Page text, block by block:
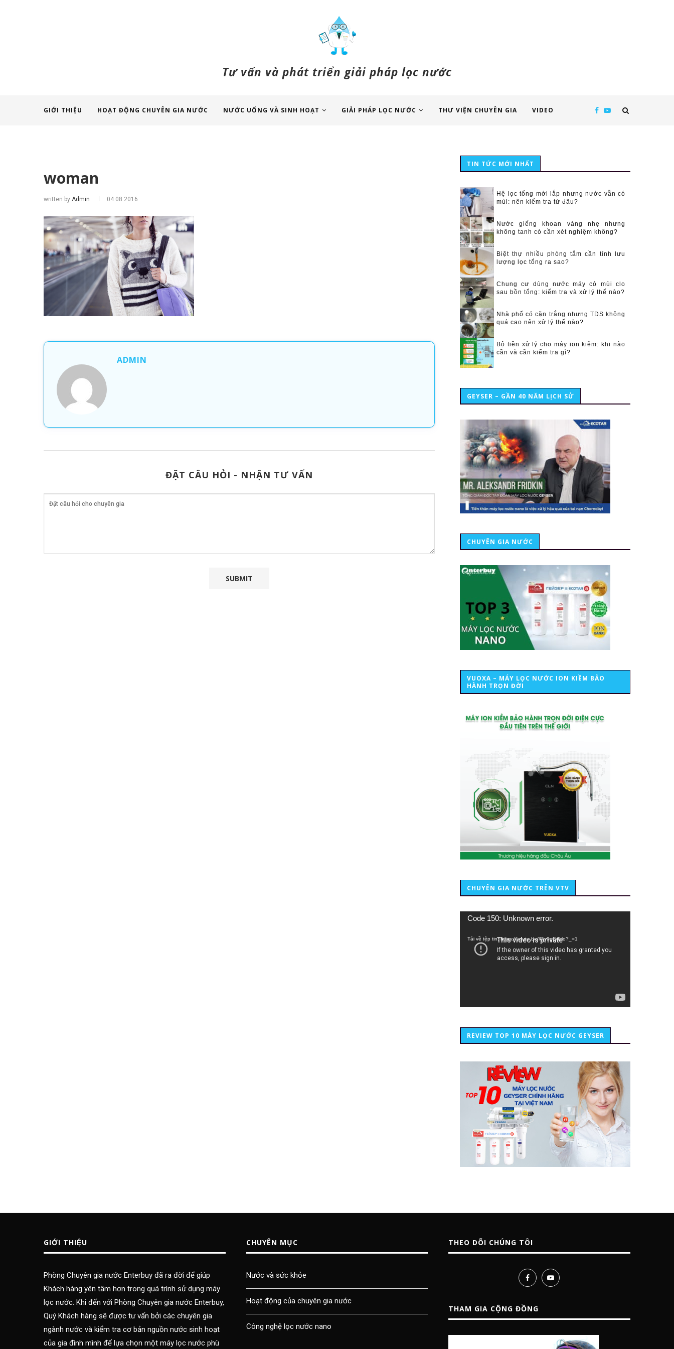
Tư vấn và phát triển giải pháp lọc nước
GIỚI THIỆU HOẠT ĐỘNG CHUYÊN GIA NƯỚC NƯỚC UỐNG VÀ SINH HOẠT GIẢI PHÁP LỌC NƯỚC THƯ VIỆN CHUYÊN GIA VIDEO
woman
written by Admin 04.08.2016
ADMIN
ĐẶT CÂU HỎI - NHẬN TƯ VẤN
TIN TỨC MỚI NHẤT
Hệ lọc tổng mới lắp nhưng nước vẫn có
mùi: nên kiểm tra từ đâu?
Nước giếng khoan vàng nhẹ nhưng
không tanh có cần xét nghiệm không?
Biệt thự nhiều phòng tắm cần tính lưu
lượng lọc tổng ra sao?
Chung cư dùng nước máy có mùi clo
sau bồn tổng: kiểm tra và xử lý thế nào?
Nhà phố có cặn trắng nhưng TDS không
quá cao nên xử lý thế nào?
Bộ tiền xử lý cho máy ion kiềm: khi nào
cần và cần kiểm tra gì?
GEYSER – GẦN 40 NĂM LỊCH SỬ
CHUYÊN GIA NƯỚC
VUOXA – MÁY LỌC NƯỚC ION KIỀM BẢO
HÀNH TRỌN ĐỜI
CHUYÊN GIA NƯỚC TRÊN VTV
Trình
Code 150: Unknown error.
Tải về tệp tin: https://youtu.be/lCiy9qEdklo?_=1
REVIEW TOP 10 MÁY LỌC NƯỚC GEYSER
GIỚI THIỆU
Phòng Chuyên gia nước Enterbuy đã ra đời để giúp
Khách hàng yên tâm hơn trong quá trình sử dụng máy
lọc nước. Khi đến với Phòng Chuyên gia nước Enterbuy,
Quý Khách hàng sẽ được tư vấn bởi các chuyên gia
ngành nước và kiểm tra cơ bản nguồn nước sinh hoạt
của gia đình mình để lựa chọn một máy lọc nước phù
CHUYÊN MỤC
Nước và sức khỏe
Hoạt động của chuyên gia nước
Công nghệ lọc nước nano
THEO DÕI CHÚNG TÔI
THAM GIA CỘNG ĐỒNG